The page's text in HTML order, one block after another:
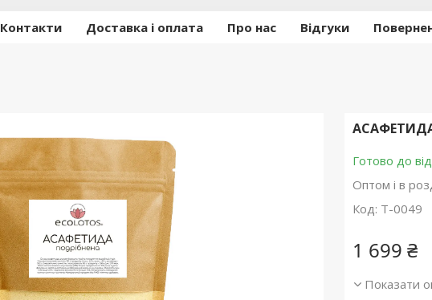
Контакти Доставка і оплата Про нас Відгуки
Готово до
Оптом і в
Код: T-0049
1 699 ₴
Показати